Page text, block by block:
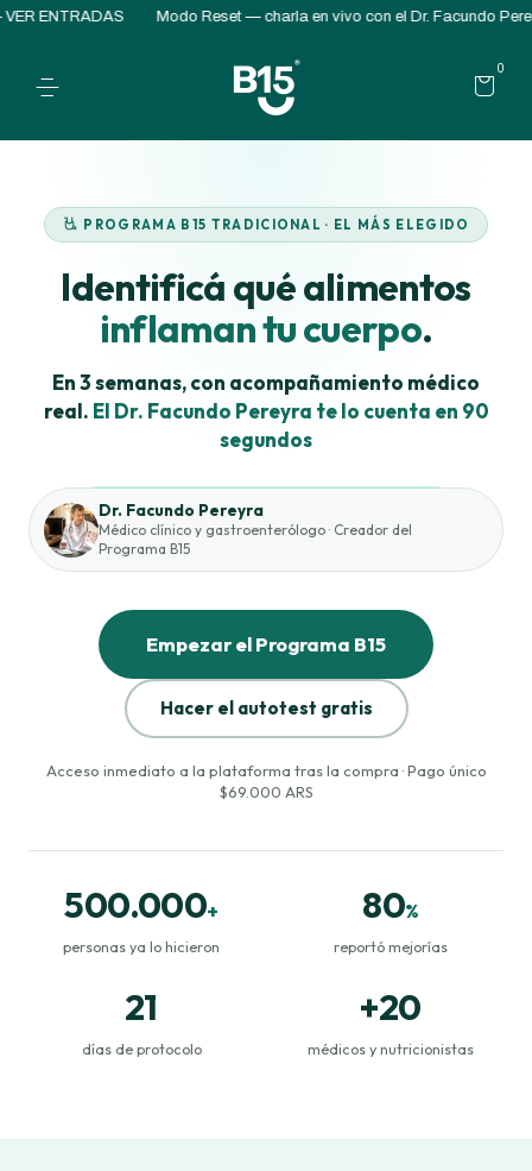
Modo Reset — charla en vivo con el Dr. Facundo Pereyra ·
0
PROGRAMA B15 TRADICIONAL · EL MÁS ELEGIDO
Identificá qué alimentos
inflaman tu cuerpo.
En 3 semanas, con acompañamiento médico
real. El Dr. Facundo Pereyra te lo cuenta en 90
segundos
Dr. Facundo Pereyra
Médico clínico y gastroenterólogo · Creador del
Programa B15
Empezar el Programa B15
Hacer el autotest gratis
Acceso inmediato a la plataforma tras la compra · Pago único
$69.000 ARS
500.000+
personas ya lo hicieron
80%
reportó mejorías
21
días de protocolo
+20
médicos y nutricionistas